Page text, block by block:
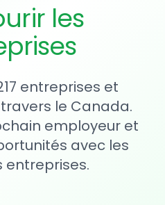
les
entreprises et
le Canada.
employeur et
avec les
entreprises.